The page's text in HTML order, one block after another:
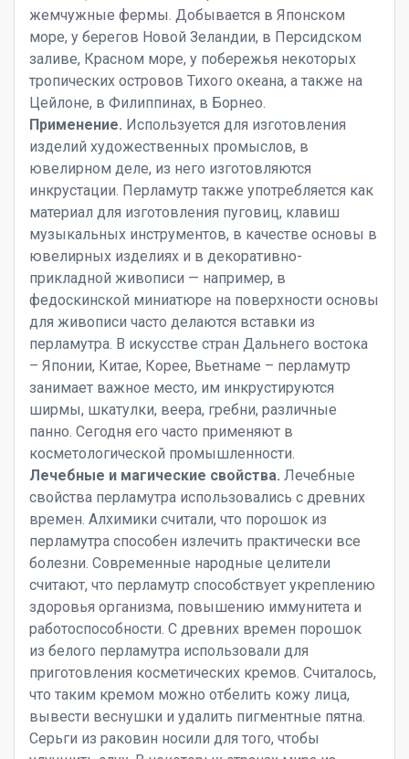
жемчужные фермы. Добывается в Японском
море, у берегов Новой Зеландии, в Персидском
заливе, Красном море, у побережья некоторых
тропических островов Тихого океана, а также на
Цейлоне, в Филиппинах, в Борнео.
Применение. Используется для изготовления
изделий художественных промыслов, в
ювелирном деле, из него изготовляются
инкрустации. Перламутр также употребляется как
материал для изготовления пуговиц, клавиш
музыкальных инструментов, в качестве основы в
ювелирных изделиях и в декоративно-
прикладной живописи — например, в
федоскинской миниатюре на поверхности основы
для живописи часто делаются вставки из
перламутра. В искусстве стран Дальнего востока
– Японии, Китае, Корее, Вьетнаме – перламутр
занимает важное место, им инкрустируются
ширмы, шкатулки, веера, гребни, различные
панно. Сегодня его часто применяют в
косметологической промышленности.
Лечебные и магические свойства. Лечебные
свойства перламутра использовались с древних
времен. Алхимики считали, что порошок из
перламутра способен излечить практически все
болезни. Современные народные целители
считают, что перламутр способствует укреплению
здоровья организма, повышению иммунитета и
работоспособности. С древних времен порошок
из белого перламутра использовали для
приготовления косметических кремов. Считалось,
что таким кремом можно отбелить кожу лица,
вывести веснушки и удалить пигментные пятна.
Серьги из раковин носили для того, чтобы